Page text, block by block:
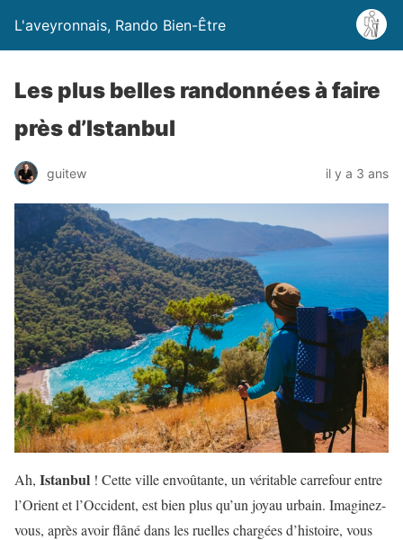
L'aveyronnais, Rando Bien-Être
Les plus belles randonnées à faire
près d’Istanbul
guitew il y a 3 ans
Ah, Istanbul ! Cette ville envoûtante, un véritable carrefour entre
l’Orient et l’Occident, est bien plus qu’un joyau urbain. Imaginez-
vous, après avoir flâné dans les ruelles chargées d’histoire, vous